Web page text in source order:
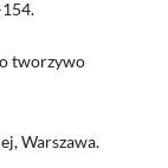
tworzywo
Warszawa.